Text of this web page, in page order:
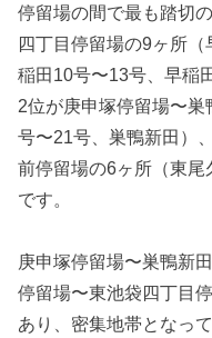
停留場の間で最も踏切
四丁目停留場の9ヶ所
稲田10号〜13号、早稲
2位が庚申塚停留場〜
号〜21号、巣鴨新田）
前停留場の6ヶ所（東尾
です。
庚申塚停留場〜巣鴨新
停留場〜東池袋四丁目
あり、密集地帯となっ